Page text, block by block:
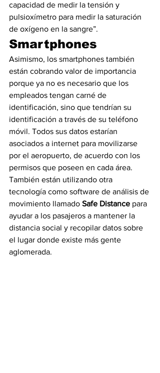
capacidad de medir la tensión y
pulsioxímetro para medir la saturación
de oxígeno en la sangre”.
Smartphones
Asimismo, los smartphones también
están cobrando valor de importancia
porque ya no es necesario que los
empleados tengan carné de
identificación, sino que tendrían su
identificación a través de su teléfono
móvil. Todos sus datos estarían
asociados a internet para movilizarse
por el aeropuerto, de acuerdo con los
permisos que poseen en cada área.
También están utilizando otra
tecnología como software de análisis de
movimiento llamado Safe Distance para
ayudar a los pasajeros a mantener la
distancia social y recopilar datos sobre
el lugar donde existe más gente
aglomerada.